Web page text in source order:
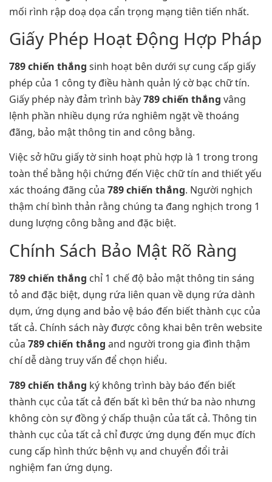
mối rình rập doạ dọa cẩn trọng mạng tiên tiến nhất.
Giấy Phép Hoạt Động Hợp Pháp
789 chiến thắng sinh hoạt bên dưới sự cung cấp giấy
phép của 1 công ty điều hành quản lý cờ bạc chữ tín.
Giấy phép này đảm trình bày789 chiến thắng vâng
lệnh phần nhiều dụng rứa nghiêm ngặt về thoáng
đãng, bảo mật thông tin and công bằng.
Việc sở hữu giấy tờ sinh hoạt phù hợp là 1 trong trong
toàn thể bằng hội chứng đến Việc chữ tín and thiết yếu
xác thoáng đãng của 789 chiến thắng. Người nghịch
thậm chí bình thản rằng chúng ta đang nghịch trong 1
dung lượng công bằng and đặc biệt.
Chính Sách Bảo Mật Rõ Ràng
789 chiến thắng chỉ 1 chế độ bảo mật thông tin sáng
tỏ and đặc biệt, dụng rứa liên quan về dụng rứa dành
dụm, ứng dụng and bảo vệ báo đến biết thành cục của
tất cả. Chính sách này được công khai bên trên website
của 789 chiến thắng and người trong gia đình thậm
chí dễ dàng truy vấn để chọn hiểu.
789 chiến thắng ký không trình bày báo đến biết
thành cục của tất cả đến bất kì bên thứ ba nào nhưng
không còn sự đồng ý chấp thuận của tất cả. Thông tin
thành cục của tất cả chỉ được ứng dụng đến mục đích
cung cấp hình thức bệnh vụ and chuyển đổi trải
nghiệm fan ứng dụng.